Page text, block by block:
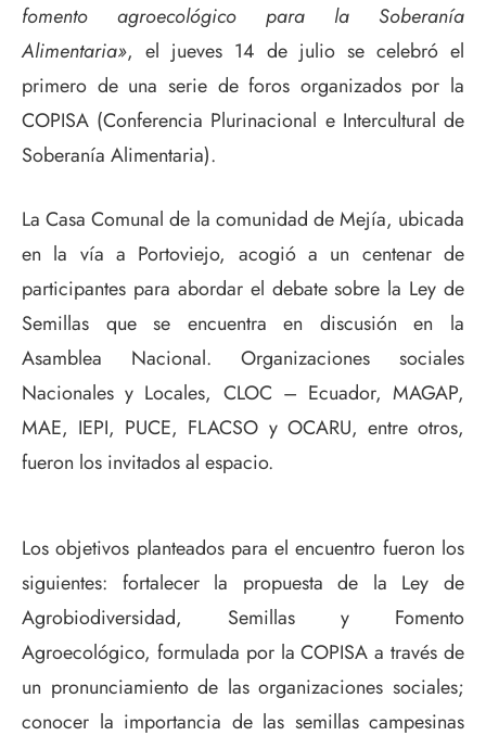
fomento agroecológico para la Soberanía
Alimentaria», el jueves 14 de julio se celebró el
primero de una serie de foros organizados por la
COPISA (Conferencia Plurinacional e Intercultural de
Soberanía Alimentaria).
La Casa Comunal de la comunidad de Mejía, ubicada
en la vía a Portoviejo, acogió a un centenar de
participantes para abordar el debate sobre la Ley de
Semillas que se encuentra en discusión en la
Asamblea Nacional. Organizaciones sociales
Nacionales y Locales, CLOC – Ecuador, MAGAP,
MAE, IEPI, PUCE, FLACSO y OCARU, entre otros,
fueron los invitados al espacio.
Los objetivos planteados para el encuentro fueron los
siguientes: fortalecer la propuesta de la Ley de
Agrobiodiversidad, Semillas y Fomento
Agroecológico, formulada por la COPISA a través de
un pronunciamiento de las organizaciones sociales;
conocer la importancia de las semillas campesinas